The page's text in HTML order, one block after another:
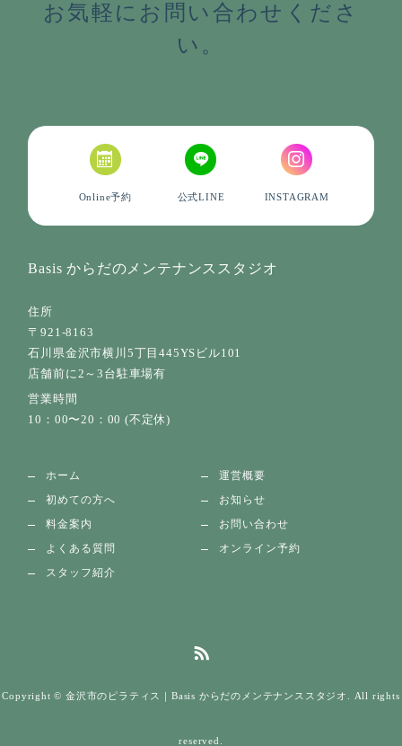
お気軽にお問い合わせくださ
い。
Online予約 公式LINE INSTAGRAM
Basis からだのメンテナンススタジオ
住所
〒921-8163
石川県金沢市横川5丁目445YSビル101
店舗前に2～3台駐車場有
営業時間
10：00〜20：00 (不定休)
ホーム
初めての方へ
料金案内
よくある質問
スタッフ紹介
運営概要
お知らせ
お問い合わせ
オンライン予約
Copyright © 金沢市のピラティス｜Basis からだのメンテナンススタジオ. All rights
reserved.